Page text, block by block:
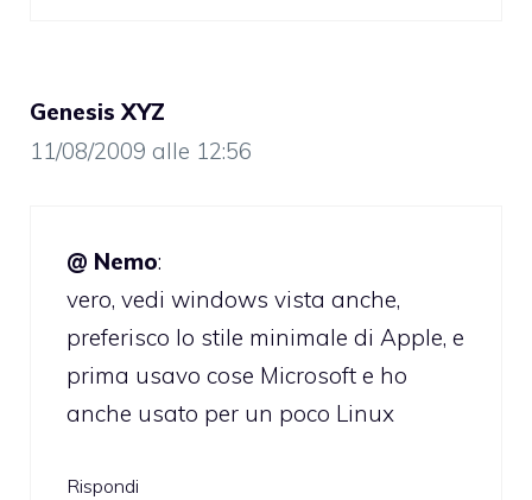
Genesis XYZ
11/08/2009 alle 12:56
@ Nemo:
vero, vedi windows vista anche,
preferisco lo stile minimale di Apple, e
prima usavo cose Microsoft e ho
anche usato per un poco Linux
Rispondi